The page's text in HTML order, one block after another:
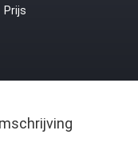
Prijs